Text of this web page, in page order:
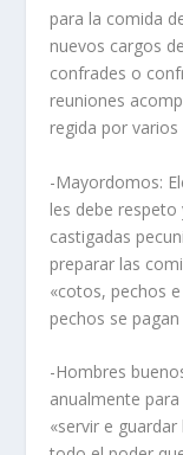
para la comida
nuevos cargos
confrades o
reuniones
regida por varios
-Mayordomos:
les debe
castigadas
preparar las
«cotos, pechos
pechos se
-Hombres
anualmente
«servir e